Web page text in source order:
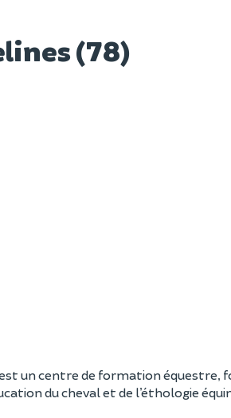
(78)
un centre de formation équestre,
du cheval et de l’éthologie